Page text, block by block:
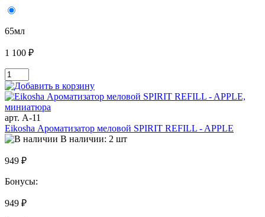
65мл
1 100 ₽
арт. A-11
Eikosha Ароматизатор меловой SPIRIT REFILL - APPLE
В наличии: 2 шт
949 ₽
Бонусы:
949 ₽